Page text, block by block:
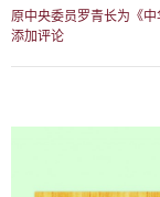
原中央委员罗青长为《
添加评论